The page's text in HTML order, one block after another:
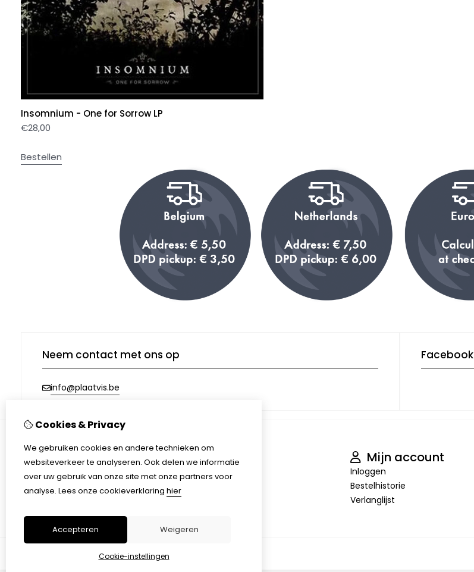
Insomnium - One for Sorrow LP
€28,00
Bestellen
Neem contact met ons op
info@plaatvis.be
Facebook
Informatie
Afhalen & Verzending
Algemene voorwaarden
Mijn account
Inloggen
Bestelhistorie
Verlanglijst
Cookies & Privacy
We gebruiken cookies en andere technieken om
websiteverkeer te analyseren. Ook delen we informatie
over uw gebruik van onze site met onze partners voor
analyse. Lees onze cookieverklaring hier
Accepteren Weigeren
Cookie-instellingen